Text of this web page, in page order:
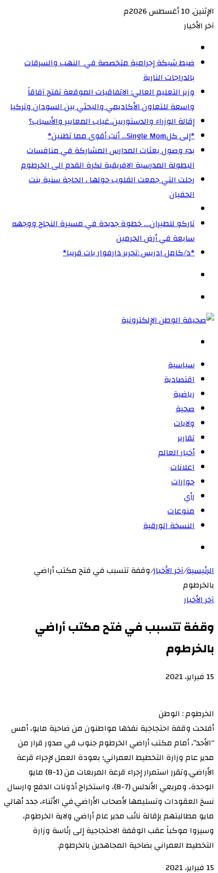
الإثنين, 10 أغسطس 2026م
آخر الأخبار
ضبط شبكة إجرامية متخصصة في النهب والسرقات
بالدراجات النارية‏
وزير التعليم العالي: الاتفاقيات الموقعة تفتح آفاقاً
واسعة للتعاون الأكاديمي والبحثي بين السودان وتركيا
إقالة الوزراء والدستوريين..غياب المعايير والأسباب؟
‏*إلى كلSingle Mom… أنتِ أقوى مما تظنين*
بدء وصول بعثات المدارس المشاركة في منافسات
البطولة المدرسية الافريقية لكرة القدم الى الخرطوم
رحلت التي جمعت القلوب حولها ، الحاجة سنية بنت
الحفيان
تاركو للطيران…. خطوة جديدة في مسيرة النجاح ووجهه
سابعة في أرض الحرمين
‏*د/كامل ادريس :تحرير دارفوار بات قريبا*
سياسية
اقتصادية
رياضية
صحية
ولايات
تقارير
أخبار العالم
اعلانات
حوارات
رأي
منوعات
النسخة الورقية
الرئيسية/آخر الأخبار/وقفة تتسبب في فتح مكتب أراضي
بالخرطوم
آخر الأخبار
وقفة تتسبب في فتح مكتب أراضي
بالخرطوم
15 فبراير، 2021
الخرطوم : الوطن
أفلحت وقفة احتجاجية نفذها مواطنون من ضاحية مايو، أمس
“الأحد”، أمام مكتب أراضي الخرطوم جنوب في صدور قرار من
مدير عام وزارة التخطيط العمراني؛ بعودة العمل لإجراء قرعة
الأراضي.وتقرر استمرار إجراء قرعة المربعات من (1-8) مايو
الوحدة، ومربعي الأندلس (7-8)، واستخراج أذونات الدفع وارسال
نسخ العقودات وتسليمها لأصحاب الأراضي.في الأثناء، جدد أهالي
مايو مطالبتهم بإقالة نائب مدير عام أراضي ولاية الخرطوم،
وسيروا موكباً عقب الوقفة الاحتجاجية إلى رئاسة وزارة
التخطيط العمراني بضاحية المجاهدين بالخرطوم.
15 فبراير، 2021